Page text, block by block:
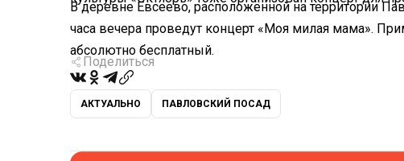
В деревне Евсеево, расположенной на территории
часа вечера проведут концерт «Моя милая мама».
абсолютно бесплатный.
Поделиться
АКТУАЛЬНО ПАВЛОВСКИЙ ПОСАД